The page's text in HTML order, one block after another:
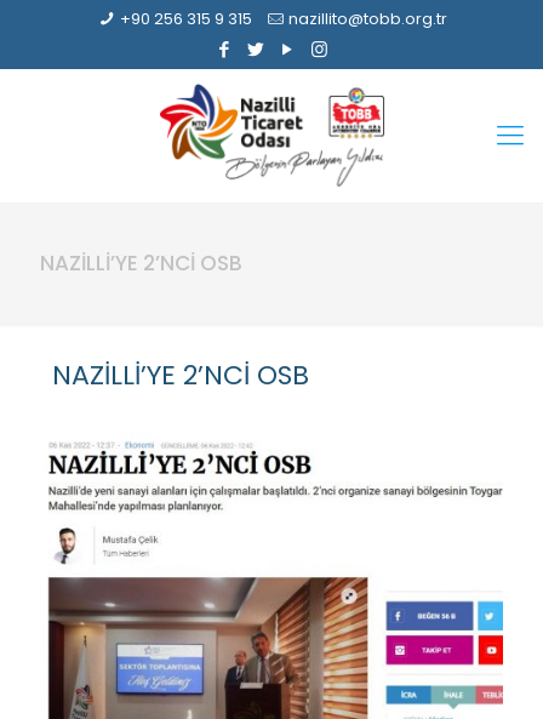
+90 256 315 9 315 nazillito@tobb.org.tr
NAZİLLİ’YE 2’NCİ OSB
NAZİLLİ’YE 2’NCİ OSB